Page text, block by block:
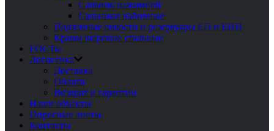
Сальник нажимной
Сальники набивные
Подземные емкости и резервуары ЕП и ЕПП
Краны шаровые стальные
ГОСТы
Логистика
Доставка
Оплата
Возврат и гарантии
Наши объекты
Опросные листы
Контакты